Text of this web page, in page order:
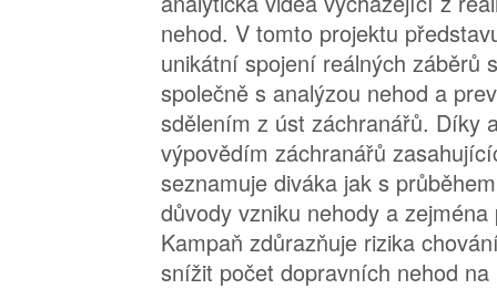
nehod. V tomto projektu
unikátní spojení reálných záběrů
společně s analýzou nehod a
sdělením z úst záchranářů. Díky
výpovědím záchranářů
seznamuje diváka jak s
důvody vzniku nehody a
Kampaň zdůrazňuje rizika
snížit počet dopravních nehod na